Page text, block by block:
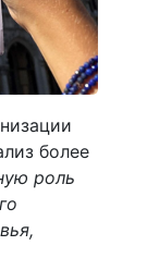
более
роль